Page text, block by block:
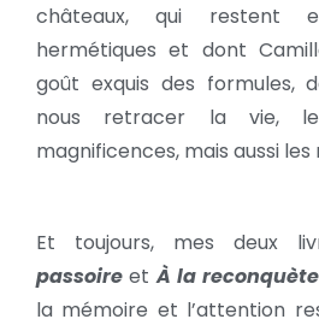
châteaux, qui restent
hermétiques et dont
goût exquis des formules,
nous retracer la vie,
magnificences, mais aussi les
Et toujours, mes deux
passoire et À la
la mémoire et l’attention